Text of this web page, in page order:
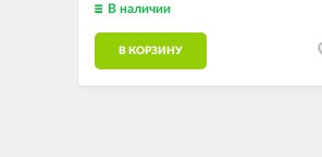
В наличии
В КОРЗИНУ